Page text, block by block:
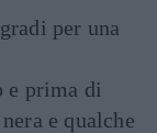
per una
e prima di
e qualche